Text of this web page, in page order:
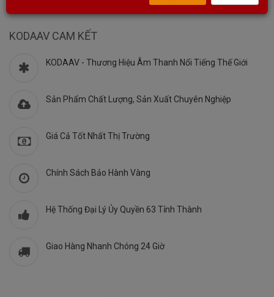
KODAAV CAM KẾT
KODAAV - Thương Hiệu Âm Thanh Nổi Tiếng Thế Giới
Sản Phẩm Chất Lượng, Sản Xuất Chuyên Nghiệp
Giá Cả Tốt Nhất Thị Trường
Chính Sách Bảo Hành Vàng
Hệ Thống Đại Lý Ủy Quyền 63 Tỉnh Thành
Giao Hàng Nhanh Chóng 24 Giờ